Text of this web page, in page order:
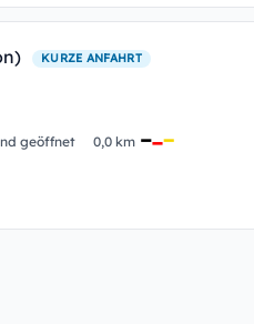
KURZE ANFAHRT
geöffnet 0,0 km